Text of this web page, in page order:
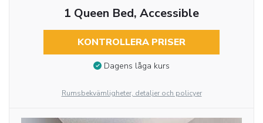
1 Queen Bed, Accessible
KONTROLLERA PRISER
Dagens låga kurs
Rumsbekvämligheter, detaljer och policyer